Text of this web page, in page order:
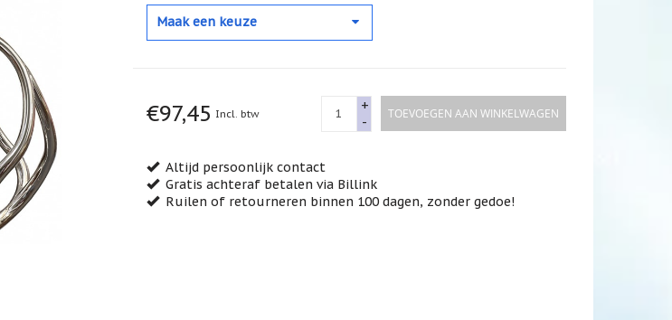
Maak een keuze
€97,45 Incl. btw
+
-
TOEVOEGEN AAN WINKELWAGEN
Altijd persoonlijk contact
Gratis achteraf betalen via Billink
Ruilen of retourneren binnen 100 dagen, zonder gedoe!